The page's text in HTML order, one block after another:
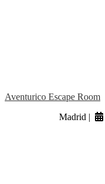
Aventurico Escape Room
Madrid |